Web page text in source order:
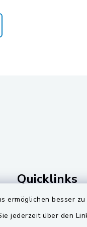
besser
jederzeit über den
Quicklinks
Landkreis